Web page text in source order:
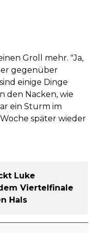
Groll mehr. "Ja,
er gegenüber
einige Dinge
den Nacken, wie
ein Sturm im
später wieder
Luke
Viertelfinale
Hals